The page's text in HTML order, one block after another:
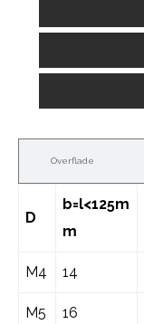
Overflade
D
b=l<125m
m
M4 14
M5 16